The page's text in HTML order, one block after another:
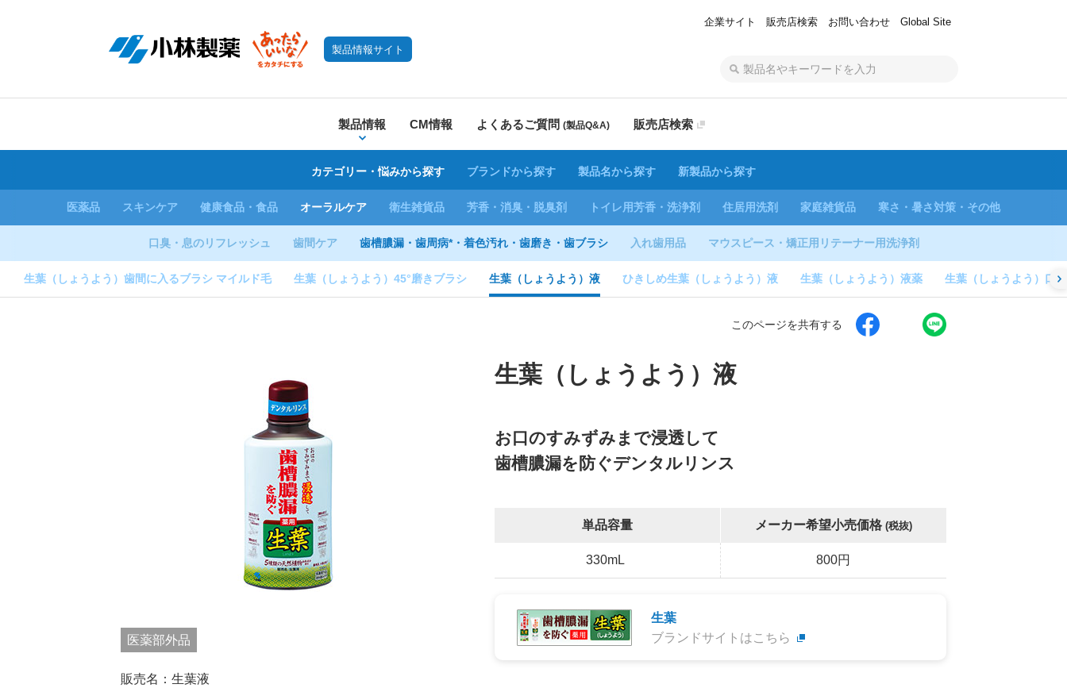
製品情報サイト
企業サイト 販売店検索 お問い合わせ Global Site
製品情報 CM情報 よくあるご質問 (製品Q&A) 販売店検索
カテゴリー・悩みから探す ブランドから探す 製品名から探す 新製品から探す
医薬品 スキンケア 健康食品・食品 オーラルケア 衛生雑貨品 芳香・消臭・脱臭剤 トイレ用芳香・洗浄剤 住居用洗剤 家庭雑貨品 寒さ・暑さ対策・その他
口臭・息のリフレッシュ 歯間ケア 歯槽膿漏・歯周病*・着色汚れ・歯磨き・歯ブラシ 入れ歯用品 マウスピース・矯正用リテーナー用洗浄剤
生葉（しょうよう）歯間に入るブラシ マイルド毛 生葉（しょうよう）45°磨きブラシ 生葉（しょうよう）液 ひきしめ生葉（しょうよう）液 生葉（しょうよう）液薬 生葉（しょうよう）口
医薬部外品
販売名：生葉液
生葉（しょうよう）液
お口のすみずみまで浸透して
歯槽膿漏を防ぐデンタルリンス
単品容量 メーカー希望小売価格(税抜)
330mL 800円
生葉
ブランドサイトはこちら
このページを共有する